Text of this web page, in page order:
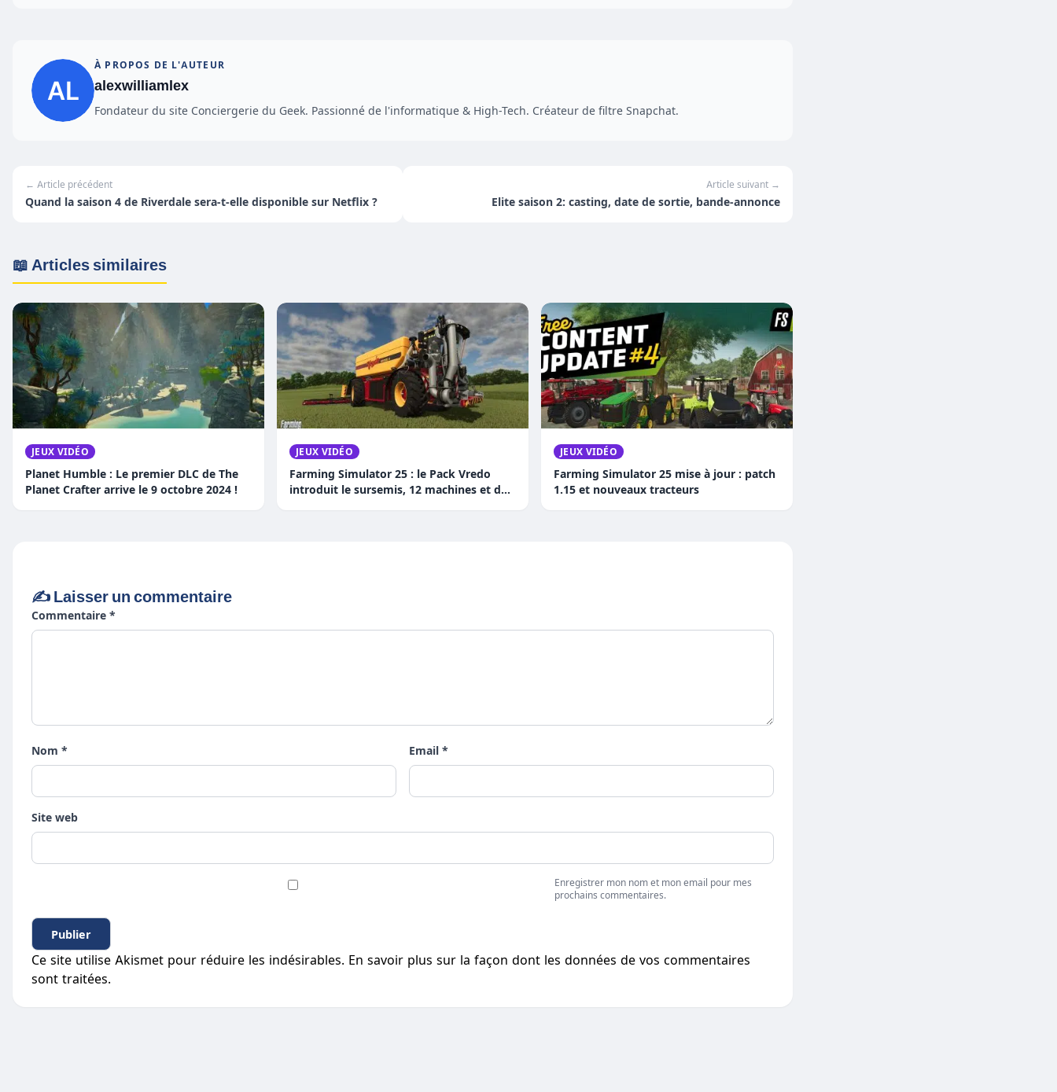
À PROPOS DE L'AUTEUR
alexwilliamlex
Fondateur du site Conciergerie du Geek. Passionné de l'informatique & High-Tech. Créateur de filtre Snapchat.
← Article précédent
Quand la saison 4 de Riverdale sera-t-elle disponible sur Netflix ?
Article suivant →
Elite saison 2: casting, date de sortie, bande-annonce
📖 Articles similaires
JEUX VIDÉO
Planet Humble : Le premier DLC de The
Planet Crafter arrive le 9 octobre 2024 !
JEUX VIDÉO
Farming Simulator 25 : le Pack Vredo
introduit le sursemis, 12 machines et des
JEUX VIDÉO
Farming Simulator 25 mise à jour : patch
1.15 et nouveaux tracteurs
✍️ Laisser un commentaire
Commentaire *
Nom * Email *
Site web
Enregistrer mon nom et mon email pour mes
prochains commentaires.
Ce site utilise Akismet pour réduire les indésirables. En savoir plus sur la façon dont les données de vos commentaires
sont traitées.